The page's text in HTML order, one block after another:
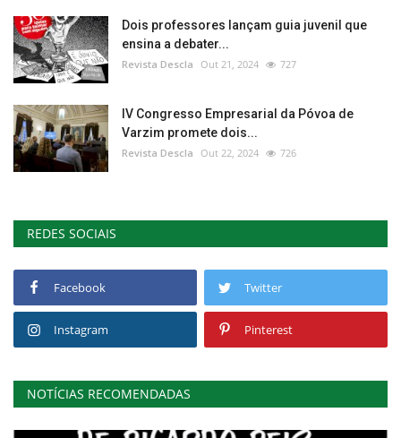
Dois professores lançam guia juvenil que
ensina a debater...
Revista Descla Out 21, 2024 727
IV Congresso Empresarial da Póvoa de
Varzim promete dois...
Revista Descla Out 22, 2024 726
REDES SOCIAIS
Facebook Twitter
Instagram Pinterest
NOTÍCIAS RECOMENDADAS